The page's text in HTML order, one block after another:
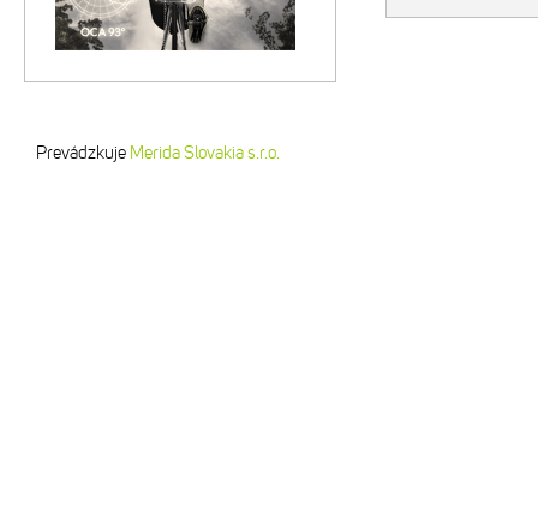
Prevádzkuje Merida Slovakia s.r.o.